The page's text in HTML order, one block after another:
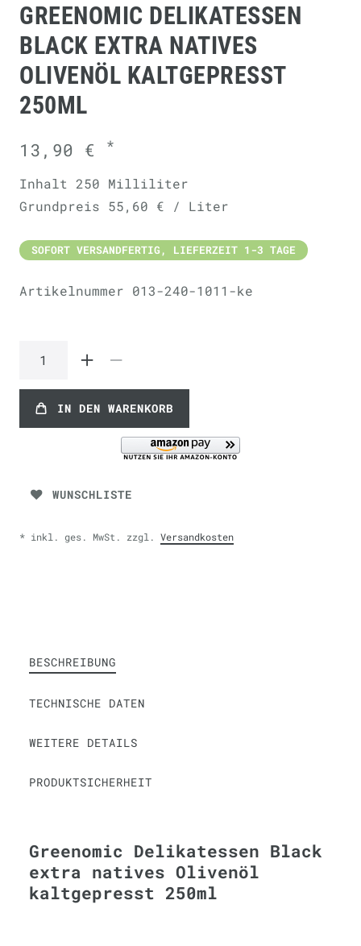
GREENOMIC DELIKATESSEN
BLACK EXTRA NATIVES
OLIVENÖL KALTGEPRESST
250ML
13,90 € *
Inhalt 250 Milliliter
Grundpreis 55,60 € / Liter
SOFORT VERSANDFERTIG, LIEFERZEIT 1-3 TAGE
Artikelnummer 013-240-1011-ke
IN DEN WARENKORB
WUNSCHLISTE
* inkl. ges. MwSt. zzgl. Versandkosten
BESCHREIBUNG
TECHNISCHE DATEN
WEITERE DETAILS
PRODUKTSICHERHEIT
Greenomic Delikatessen Black
extra natives Olivenöl
kaltgepresst 250ml